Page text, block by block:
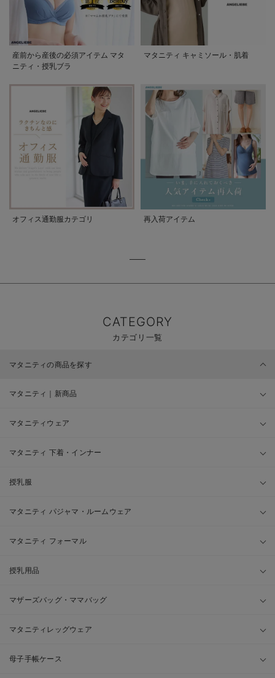
産前から産後の必須アイテム マタ
ニティ・授乳ブラ
マタニティ キャミソール・肌着
オフィス通勤服カテゴリ 再入荷アイテム
CATEGORY
カテゴリ一覧
マタニティの商品を探す
マタニティ｜新商品
マタニティウェア
マタニティ 下着・インナー
授乳服
マタニティ パジャマ・ルームウェア
マタニティ フォーマル
授乳用品
マザーズバッグ・ママバッグ
マタニティレッグウェア
母子手帳ケース